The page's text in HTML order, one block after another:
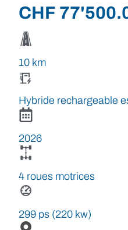
CHF
10 km
Hybride rechargeable
2026
4 roues motrices
299 ps (220 kw)